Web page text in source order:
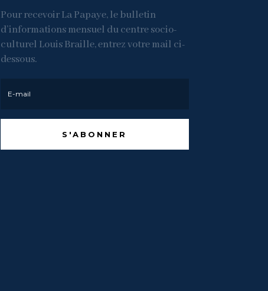
Pour recevoir La Papaye, le bulletin
d’informations mensuel du centre socio-
culturel Louis Braille, entrez votre mail ci-
dessous.
S'ABONNER